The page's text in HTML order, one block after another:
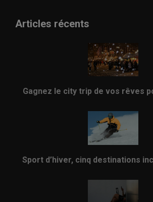
Articles récents
Gagnez le city trip de vos rêves
Sport d’hiver, cinq destinations